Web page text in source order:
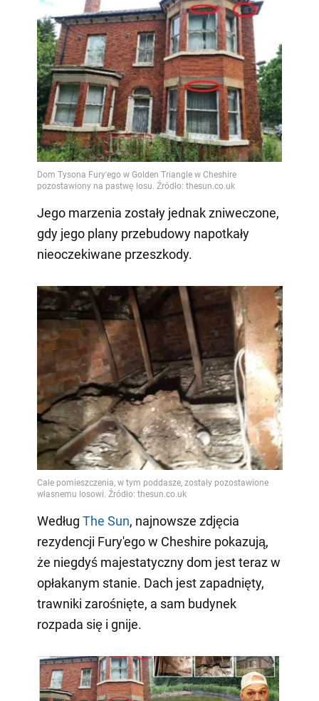
Jego marzenia zostały jednak zniweczone,
gdy jego plany przebudowy napotkały
nieoczekiwane przeszkody.
Według The Sun, najnowsze zdjęcia
rezydencji Fury'ego w Cheshire pokazują,
że niegdyś majestatyczny dom jest teraz w
opłakanym stanie. Dach jest zapadnięty,
trawniki zarośnięte, a sam budynek
rozpada się i gnije.